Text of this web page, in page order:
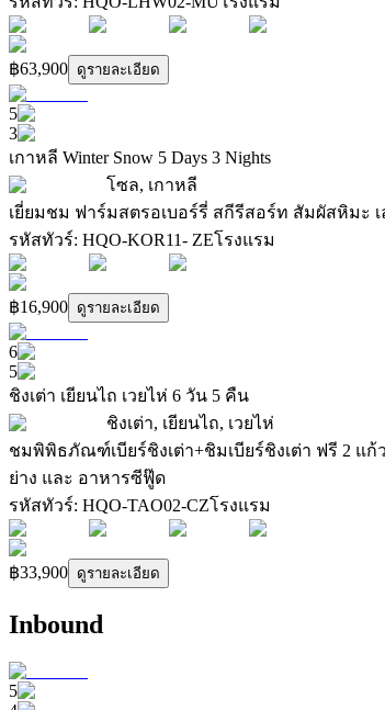
฿63,900 ดูรายละเอียด
5
3
เกาหลี Winter Snow 5 Days 3 Nights
โซล, เกาหลี
เยี่ยมชม ฟาร์มสตรอเบอร์รี่ สกีรีสอร์ท สัมผัสหิมะ
รหัสทัวร์: HQO-KOR11- ZEโรงแรม
฿16,900 ดูรายละเอียด
6
5
ชิงเต่า เยียนไถ เวยไห่ 6 วัน 5 คืน
ชิงเต่า, เยียนไถ, เวยไห่
ชมพิพิธภัณฑ์เบียร์ชิงเต่า+ชิมเบียร์ชิงเต่า ฟรี 2 แก้
ย่าง และ อาหารซีฟู๊ด
รหัสทัวร์: HQO-TAO02-CZโรงแรม
฿33,900 ดูรายละเอียด
Inbound
5